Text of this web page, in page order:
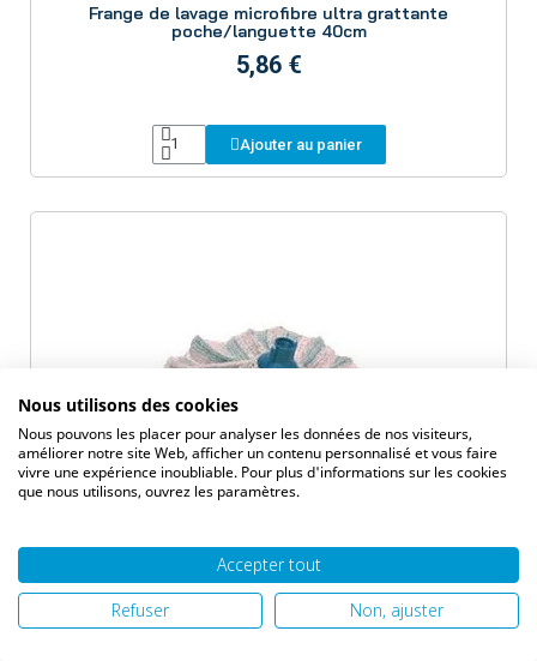
Frange de lavage microfibre ultra grattante
poche/languette 40cm
5,86 €
Ajouter au panier
Aperçu
Frange lavage mop J GM 250g
3,77 €
Nous utilisons des cookies
Nous pouvons les placer pour analyser les données de nos visiteurs,
améliorer notre site Web, afficher un contenu personnalisé et vous faire
vivre une expérience inoubliable. Pour plus d'informations sur les cookies
que nous utilisons, ouvrez les paramètres.
Accepter tout
Refuser
Non, ajuster